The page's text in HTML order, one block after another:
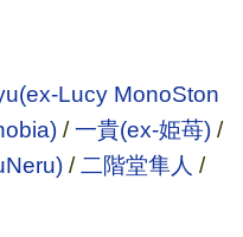
Lucy MonoSton
/一貴(ex-姫苺)/
/ 二階堂隼人 /